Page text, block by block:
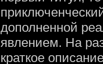
дополненной
явлением. На
краткое